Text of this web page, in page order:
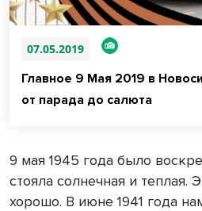
07.05.2019
Главное 9 Мая 2019 в
от парада до салюта
9 мая 1945 года было
стояла солнечная и теплая.
хорошо. В июне 1941 года